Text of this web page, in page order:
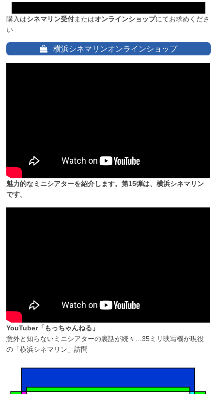
購入はシネマリン受付またはオンラインショップにてお求めくださ
い
横浜シネマリンオンラインショップ
魅力的なミニシアターを紹介します。第15弾は、横浜シネマリン
です。
YouTuber「もっちゃんねる」
意外と知らないミニシアターの裏話が続々…35ミリ映写機が現役
の「横浜シネマリン」訪問